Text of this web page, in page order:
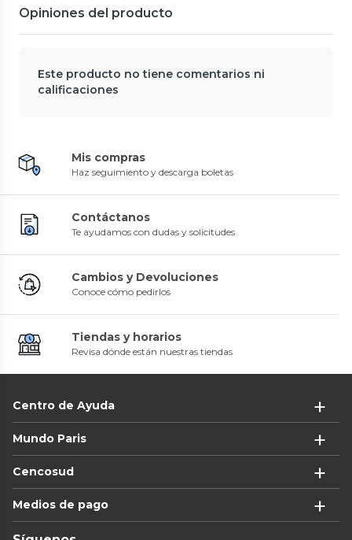
Opiniones del producto
Este producto no tiene comentarios ni
calificaciones
Mis compras
Haz seguimiento y descarga boletas
Contáctanos
Te ayudamos con dudas y solicitudes
Cambios y Devoluciones
Conoce cómo pedirlos
Tiendas y horarios
Revisa dónde están nuestras tiendas
Centro de Ayuda
Mundo Paris
Cencosud
Medios de pago